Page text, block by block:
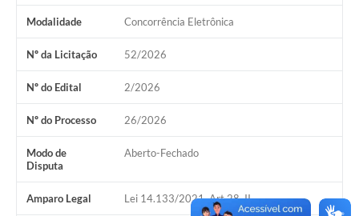
Serviços Online
Ouvidoria
Audiências Públicas
Arquivos para Download
Contratos
Galeria de Fotos
Carta de Serviços
Modalidade Concorrência Eletrônica
Nº da Licitação 52/2026
Nº do Edital 2/2026
Nº do Processo 26/2026
Modo de
Disputa
Aberto-Fechado
Amparo Legal Lei 14.133/2021, Art 28, II